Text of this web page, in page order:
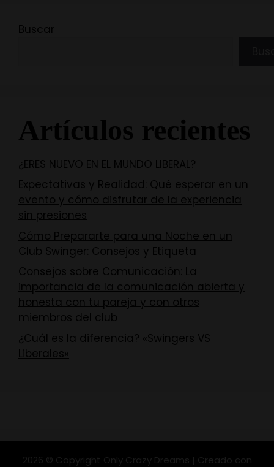
Buscar
Artículos recientes
¿ERES NUEVO EN EL MUNDO LIBERAL?
Expectativas y Realidad: Qué esperar en un
evento y cómo disfrutar de la experiencia
sin presiones
Cómo Prepararte para una Noche en un
Club Swinger: Consejos y Etiqueta
Consejos sobre Comunicación: La
importancia de la comunicación abierta y
honesta con tu pareja y con otros
miembros del club
¿Cuál es la diferencia? «Swingers VS
Liberales»
2026 © Copyright Only Crazy Dreams | Creado con